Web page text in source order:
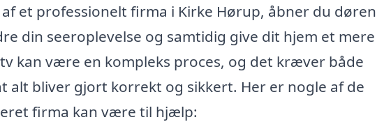
et professionelt firma i Kirke Hørup, åbner du døren
din seeroplevelse og samtidig give dit hjem et mere
kan være en kompleks proces, og det kræver både
bliver gjort korrekt og sikkert. Her er nogle af de
firma kan være til hjælp: